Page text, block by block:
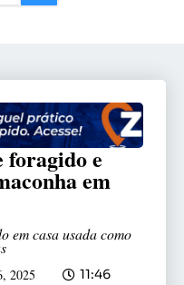
e
em
em casa usada como
2025 11:46